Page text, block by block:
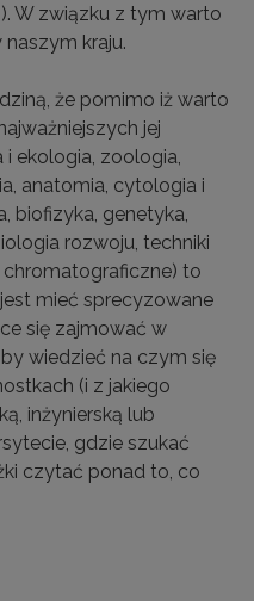
W związku z tym warto
kraju.
że pomimo iż warto
jej
ekologia, zoologia,
anatomia, cytologia i
biofizyka, genetyka,
rozwoju, techniki
to
mieć sprecyzowane
się zajmować w
wiedzieć na czym się
(i z jakiego
inżynierską lub
gdzie szukać
czytać ponad to, co